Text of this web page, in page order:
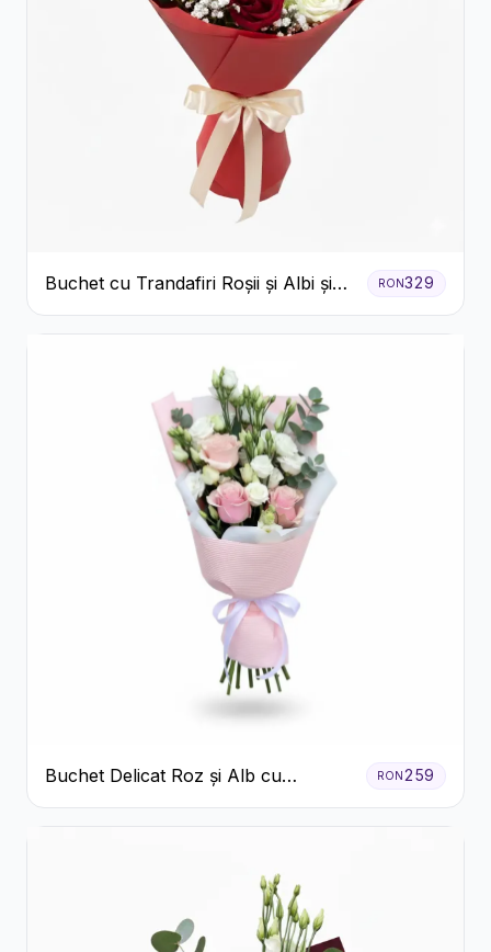
Buchet cu Trandafiri Roșii și Albi și
Gypsophila
RON329
Buchet Delicat Roz și Alb cu
Trandafiri și Lisianthus
RON259